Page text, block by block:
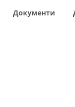
Документи